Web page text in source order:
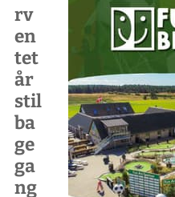
rv
en
tet
år
stil
ba
ge
ga
ng